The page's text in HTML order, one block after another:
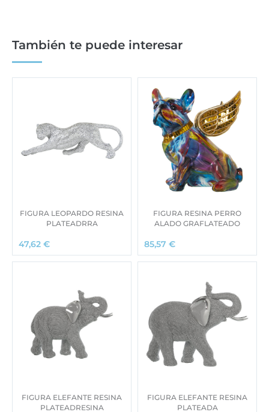
También te puede interesar
FIGURA LEOPARDO RESINA
PLATEADRRA
47,62 €
FIGURA RESINA PERRO
ALADO GRAFLATEADO
85,57 €
FIGURA ELEFANTE RESINA
PLATEADRESINA
FIGURA ELEFANTE RESINA
PLATEADA